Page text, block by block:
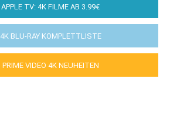
APPLE TV: 4K FILME AB 3.99€
4K BLU-RAY KOMPLETTLISTE
PRIME VIDEO 4K NEUHEITEN